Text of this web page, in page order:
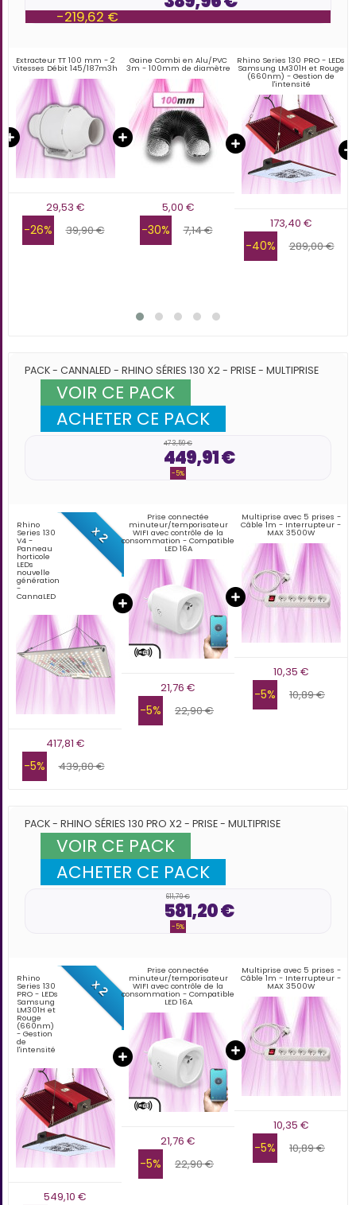
-219,62 €
Extracteur TT 100 mm - 2
Vitesses Débit 145/187m3h
29,53 €
-26% 39,90 €
Gaine Combi en Alu/PVC
3m - 100mm de diamètre
5,00 €
-30% 7,14 €
Rhino Series 130 PRO - LEDs
Samsung LM301H et Rouge
(660nm) - Gestion de
l'intensité
173,40 €
-40% 289,00 €
PACK - CANNALED - RHINO SÉRIES 130 X2 - PRISE - MULTIPRISE
VOIR CE PACK
ACHETER CE PACK
449,91 €
-5%
473,59 €
x 2
Rhino
Series 130
V4 -
Panneau
horticole
LEDs
nouvelle
génération
-
CannaLED
417,81 €
-5% 439,80 €
Prise connectée
minuteur/temporisateur
WIFI avec contrôle de la
consommation - Compatible
LED 16A
21,76 €
-5% 22,90 €
Multiprise avec 5 prises -
Câble 1m - Interrupteur -
MAX 3500W
10,35 €
-5% 10,89 €
PACK - RHINO SÉRIES 130 PRO X2 - PRISE - MULTIPRISE
VOIR CE PACK
ACHETER CE PACK
581,20 €
-5%
611,79 €
x 2
Rhino
Series 130
PRO - LEDs
Samsung
LM301H et
Rouge
(660nm)
- Gestion
de
l'intensité
549,10 €
Prise connectée
minuteur/temporisateur
WIFI avec contrôle de la
consommation - Compatible
LED 16A
21,76 €
-5% 22,90 €
Multiprise avec 5 prises -
Câble 1m - Interrupteur -
MAX 3500W
10,35 €
-5% 10,89 €